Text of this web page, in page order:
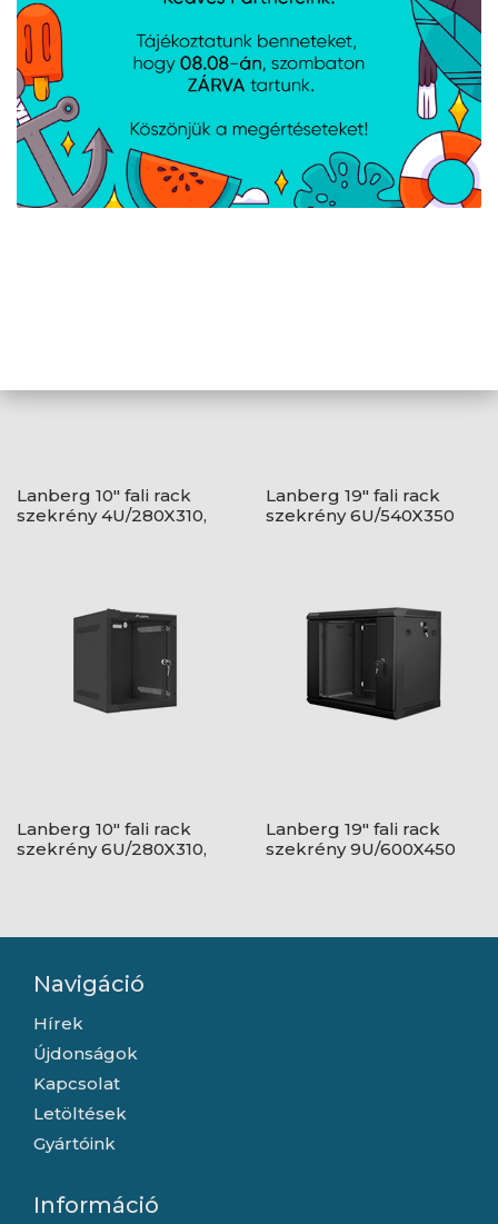
Tartalmazott
tartozékok
kábelkezelő panel x2, Hátsó zár,
Kerekek fékkel, Lábak, M6-os
csavarok, Oldalzárak, Szellőzőpanel
(6 ventilátor), Termosztát
AJÁNLATUNKBÓL
Lanberg 10" fali rack
szekrény 4U/280X310,
Lanberg 19" fali rack
szekrény 6U/540X350
Lanberg 10" fali rack
szekrény 6U/280X310,
Lanberg 19" fali rack
szekrény 9U/600X450
Navigáció
Hírek
Újdonságok
Kapcsolat
Letöltések
Gyártóink
Információ